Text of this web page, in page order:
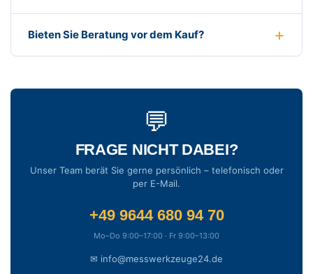
Bieten Sie Beratung vor dem Kauf?
💬
FRAGE NICHT DABEI?
Unser Team berät Sie gerne persönlich – telefonisch oder
per E-Mail.
+49 9644 680 94 70
Mo–Do 9:00–17:00 · Fr 9:00–13:00
✉ info@messwerkzeuge24.de